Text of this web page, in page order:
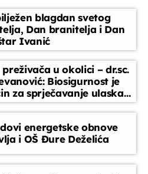
blagdan svetog
Dan branitelja i Dan
Ivanić
u okolici – dr.sc.
Biosigurnost je
za sprječavanje ulaska
energetske obnove
i OŠ Đure Deželića